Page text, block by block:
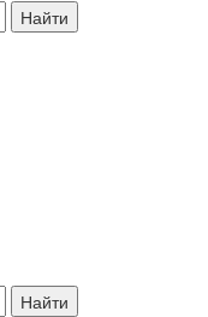
Найти
Найти